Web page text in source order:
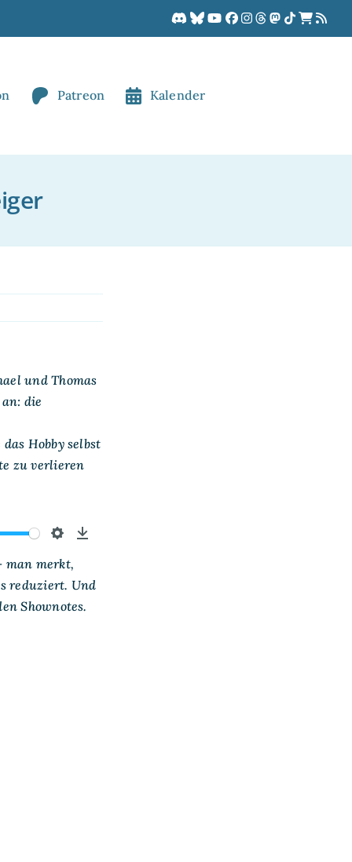
Patreon Kalender
und Thomas
die
Hobby selbst
zu verlieren
man merkt,
reduziert. Und
Shownotes.